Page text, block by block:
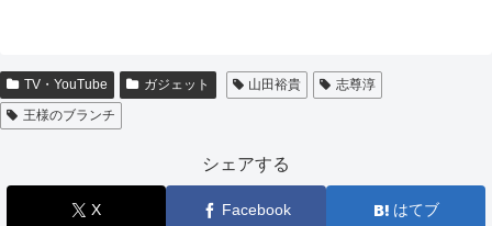
TV・YouTube ガジェット 山田裕貴
志尊淳
王様のブランチ
シェアする
X Facebook はてブ